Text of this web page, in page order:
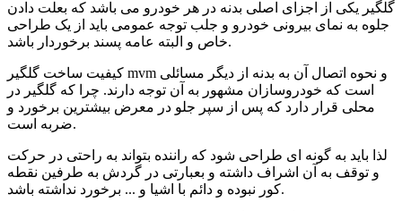
گلگیر یکی از اجزای اصلی بدنه در هر خودرو می باشد که بعلت دادن
جلوه به نمای بیرونی خودرو و جلب توجه عمومی باید از یک طراحی
خاص و البته عامه پسند برخوردار باشد.
کیفیت ساخت گلگیر mvm و نحوه اتصال آن به بدنه از دیگر مسائلی
است که خودروسازان مشهور به آن توجه دارند. چرا که گلگیر در
محلی قرار دارد که پس از سپر جلو در معرض بیشترین برخورد و
ضربه است.
لذا باید به گونه ای طراحی شود که راننده بتواند به راحتی در حرکت
و توقف به آن اشراف داشته و بعبارتی در گردش به طرفین نقطه
کور نبوده و دائم با اشیا و ... برخورد نداشته باشد.